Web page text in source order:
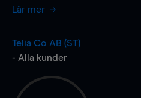
Lär mer
Telia Co AB (ST)
- Alla kunder